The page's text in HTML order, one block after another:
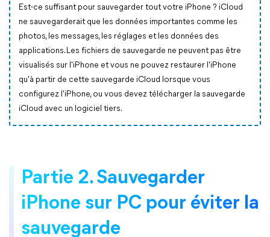
Est-ce suffisant pour sauvegarder tout votre iPhone ? iCloud
ne sauvegarderait que les données importantes comme les
photos, les messages, les réglages et les données des
applications. Les fichiers de sauvegarde ne peuvent pas être
visualisés sur l'iPhone et vous ne pouvez restaurer l'iPhone
qu'à partir de cette sauvegarde iCloud lorsque vous
configurez l'iPhone, ou vous devez télécharger la sauvegarde
iCloud avec un logiciel tiers.
Partie 2. Sauvegarder
iPhone sur PC pour éviter la
sauvegarde